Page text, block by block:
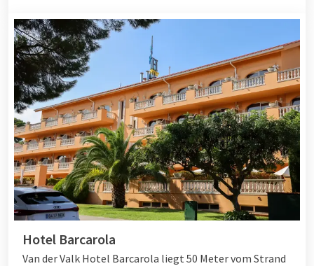
Hotel Barcarola
Van der Valk Hotel Barcarola liegt 50 Meter vom Strand